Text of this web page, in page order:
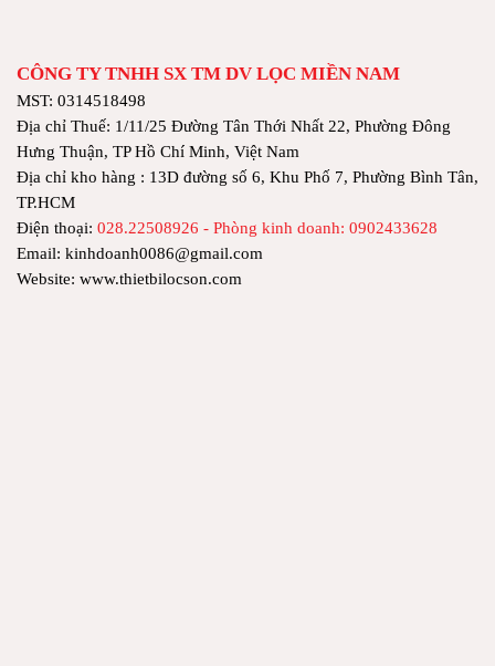
CÔNG TY TNHH SX TM DV LỌC MIỀN NAM
MST: 0314518498
Địa chỉ Thuế: 1/11/25 Đường Tân Thới Nhất 22, Phường Đông
Hưng Thuận, TP Hồ Chí Minh, Việt Nam
Địa chỉ kho hàng : 13D đường số 6, Khu Phố 7, Phường Bình Tân,
TP.HCM
Điện thoại: 028.22508926 - Phòng kinh doanh: 0902433628
Email: kinhdoanh0086@gmail.com
Website: www.thietbilocson.com